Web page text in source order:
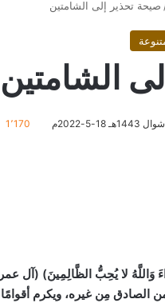
صيحة تحذير إلى الشامتين
الشامتين
1٬170
وَاللَّهُ لا يُحِبُّ الظَّالِمِينَ) (آل
مِن غيره، ويكرم أقوامًا